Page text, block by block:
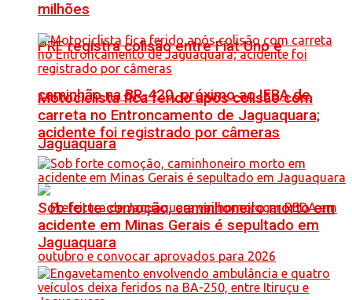
PRF registra colisão entre Fiat Uno e
caminhão na BR-420, próximo ao IFBA de
Jaguaquara
milhões
Motociclista fica ferido após colisão com
carreta no Entroncamento de Jaguaquara;
acidente foi registrado por câmeras
Sob forte comoção, caminhoneiro morto em
acidente em Minas Gerais é sepultado em
Jaguaquara